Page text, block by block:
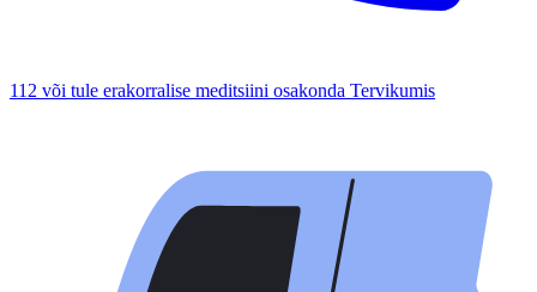
112 või tule erakorralise meditsiini osakonda Tervikumis